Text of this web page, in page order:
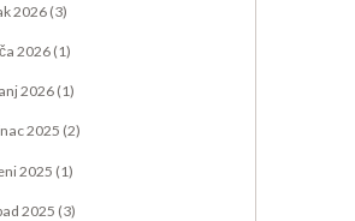
2026(3)
2026(1)
2026(1)
2025 (2)
2025 (1)
2025 (3)